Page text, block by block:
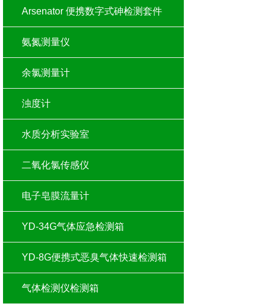
Arsenator 便携数字式砷检测套件
氨氮测量仪
余氯测量计
浊度计
水质分析实验室
二氧化氯传感仪
电子皂膜流量计
YD-34G气体应急检测箱
YD-8G便携式恶臭气体快速检测箱
气体检测仪检测箱